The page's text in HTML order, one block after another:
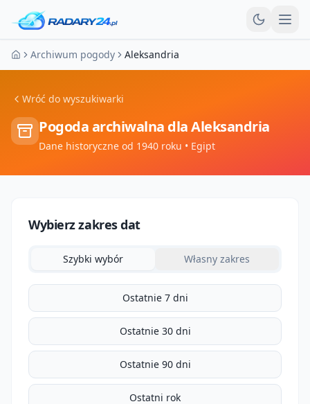
Strona główna
Archiwum pogody Aleksandria
Wróć do wyszukiwarki
Pogoda archiwalna dlaAleksandria
Dane historyczne od 1940 roku • Egipt
Wybierz zakres dat
Szybki wybór Własny zakres
Ostatnie 7 dni
Ostatnie 30 dni
Ostatnie 90 dni
Ostatni rok